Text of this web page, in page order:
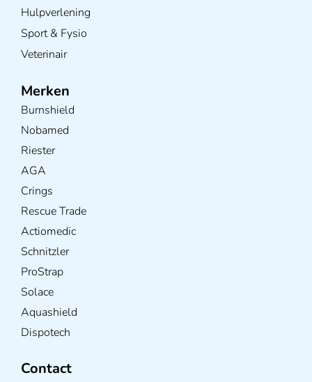
Hulpverlening
Sport & Fysio
Veterinair
Merken
Burnshield
Nobamed
Riester
AGA
Crings
Rescue Trade
Actiomedic
Schnitzler
ProStrap
Solace
Aquashield
Dispotech
Contact